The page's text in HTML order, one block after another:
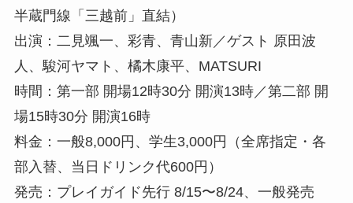
半蔵門線「三越前」直結）
出演：二見颯一、彩青、青山新／ゲスト 原田波
人、駿河ヤマト、橘木康平、MATSURI
時間：第一部 開場12時30分 開演13時／第二部 開
場15時30分 開演16時
料金：一般8,000円、学生3,000円（全席指定・各
部入替、当日ドリンク代600円）
発売：プレイガイド先行 8/15〜8/24、一般発売